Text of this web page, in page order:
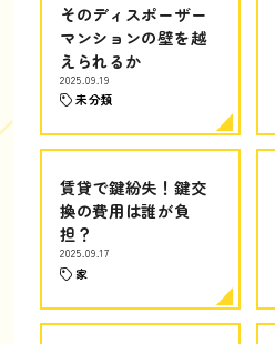
そのディスポーザー
マンションの壁を越
えられるか
2025.09.19
未分類
賃貸で鍵紛失！鍵交
換の費用は誰が負
担？
2025.09.17
家